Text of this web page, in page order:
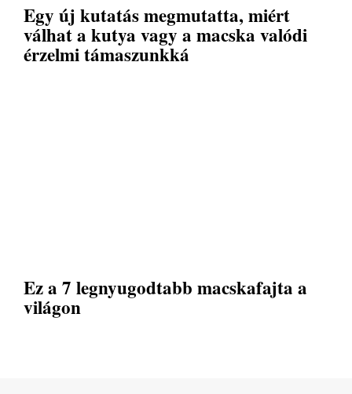
Egy új kutatás megmutatta, miért
válhat a kutya vagy a macska valódi
érzelmi támaszunkká
Ez a 7 legnyugodtabb macskafajta a
világon